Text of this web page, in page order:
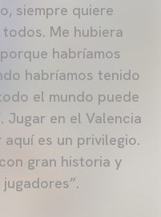
siempre quiere
Me hubiera
habríamos
habríamos tenido
el mundo puede
Jugar en el Valencia
aquí es un privilegio.
gran historia y